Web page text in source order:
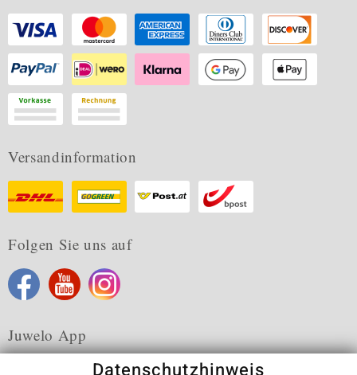
Versandinformation
Folgen Sie uns auf
Juwelo App